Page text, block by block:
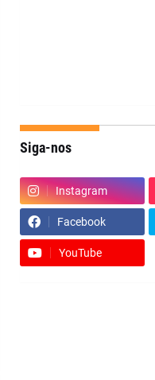
Siga-nos
Instagram
Facebook
YouTube